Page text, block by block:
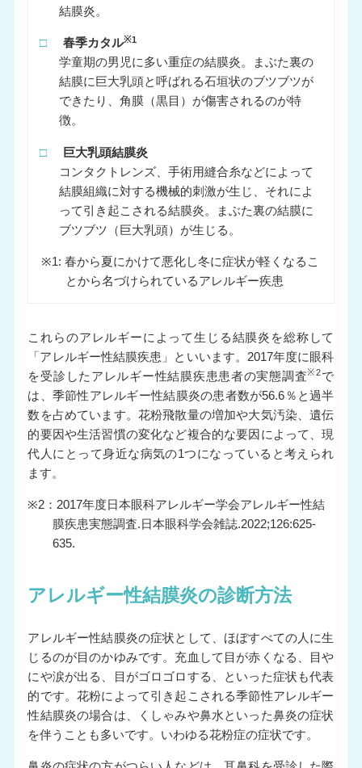
結膜炎。
□ 春季カタル※1
学童期の男児に多い重症の結膜炎。まぶた裏の
結膜に巨大乳頭と呼ばれる石垣状のブツブツが
できたり、角膜（黒目）が傷害されるのが特
徴。
□
巨大乳頭結膜炎
コンタクトレンズ、手術用縫合糸などによって
結膜組織に対する機械的刺激が生じ、それによ
って引き起こされる結膜炎。まぶた裏の結膜に
ブツブツ（巨大乳頭）が生じる。
※1: 春から夏にかけて悪化し冬に症状が軽くなるこ
とから名づけられているアレルギー疾患
これらのアレルギーによって生じる結膜炎を総称して
「アレルギー性結膜疾患」といいます。2017年度に眼科
を受診したアレルギー性結膜疾患患者の実態調査※2で
は、季節性アレルギー性結膜炎の患者数が56.6％と過半
数を占めています。花粉飛散量の増加や大気汚染、遺伝
的要因や生活習慣の変化など複合的な要因によって、現
代人にとって身近な病気の1つになっていると考えられ
ます。
※2：2017年度日本眼科アレルギー学会アレルギー性結
膜疾患実態調査.日本眼科学会雑誌.2022;126:625-
635.
アレルギー性結膜炎の診断方法
アレルギー性結膜炎の症状として、ほぼすべての人に生
じるのが目のかゆみです。充血して目が赤くなる、目や
にや涙が出る、目がゴロゴロする、といった症状も代表
的です。花粉によって引き起こされる季節性アレルギー
性結膜炎の場合は、くしゃみや鼻水といった鼻炎の症状
を伴うことも多いです。いわゆる花粉症の症状です。